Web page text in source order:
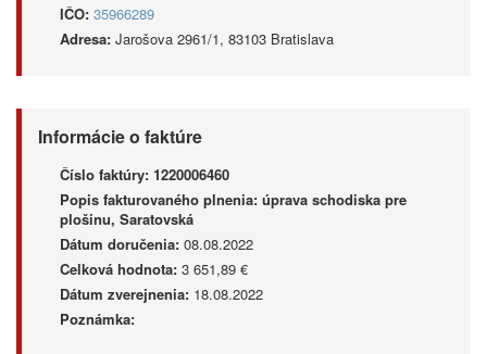
IČO: 35966289
Adresa: Jarošova 2961/1, 83103 Bratislava
Informácie o faktúre
Číslo faktúry: 1220006460
Popis fakturovaného plnenia: úprava schodiska pre
plošinu, Saratovská
Dátum doručenia: 08.08.2022
Celková hodnota: 3 651,89 €
Dátum zverejnenia: 18.08.2022
Poznámka: